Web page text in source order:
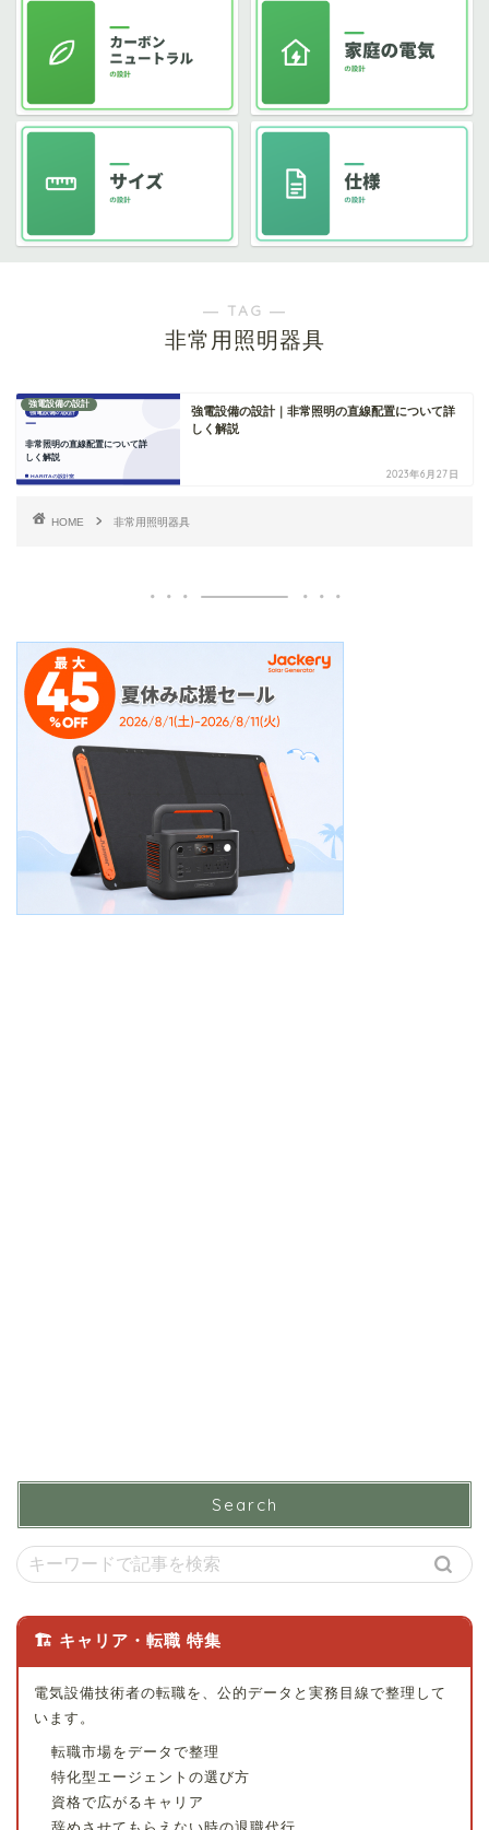
― TAG ―
非常用照明器具
強電設備の設計
強電設備の設計｜非常照明の直線配置について詳
しく解説
2023年6月27日
HOME 非常用照明器具
Search
🏗 キャリア・転職 特集
電気設備技術者の転職を、公的データと実務目線で整理して
います。
転職市場をデータで整理
特化型エージェントの選び方
資格で広がるキャリア